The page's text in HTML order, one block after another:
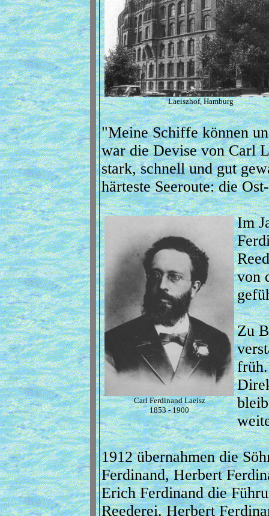
Laeiszhof, Hamburg
"Meine Schiffe können
war die Devise von Carl
stark, schnell und gut
härteste Seeroute: die
Carl Ferdinand Laeisz
1853 - 1900
Im
von
Zu
1912 übernahmen die
Ferdinand, Herbert
Erich Ferdinand die
Reederei. Herbert